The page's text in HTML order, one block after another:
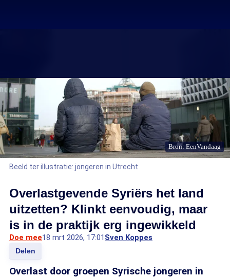
Bron: EenVandaag
Beeld ter illustratie: jongeren in Utrecht
Overlastgevende Syriërs het land
uitzetten? Klinkt eenvoudig, maar
is in de praktijk erg ingewikkeld
Doe mee18 mrt 2026, 17:01 Sven Koppes
Delen
Overlast door groepen Syrische jongeren in